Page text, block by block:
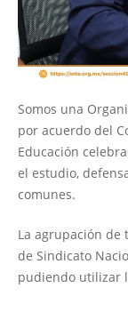
Somos una
por acuerdo del
Educación
el estudio,
comunes.
La agrupación de
de Sindicato
pudiendo utilizar